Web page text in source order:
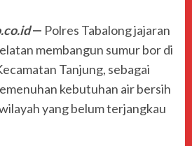
— Polres Tabalongjajaran
membangun sumur bor di
Tanjung, sebagai
kebutuhan air bersih
yang belum terjangkau